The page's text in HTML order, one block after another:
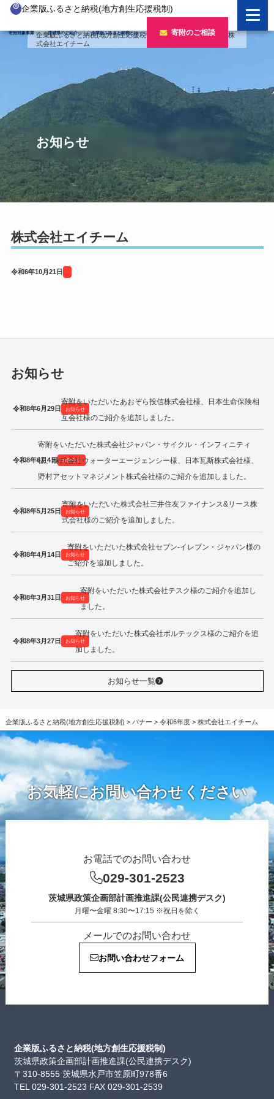
企業版ふるさと納税(地方創生応援税制)
寄附対象事業 茨城県のご紹介 企業版ふるさと納税とは 寄附のご相談
企業版ふるさと納税とは
制度の概要
企業版ふるさと納税(人材派遣型)
寄附をいただいた企業様
寄附対象事業のご紹介
新しい豊かさを推進する事業
新しい安心安全を推進する事業
新しい人財育成を推進する事業
新しい夢・希望を推進する事業
事業検索フォーム
茨城県のご紹介
茨城のポテンシャル
「新しい茨城」への4つのチャレンジ
寄附をいただいた企業様
令和7年度寄附企業一覧
令和6年度寄附企業一覧
令和5年度寄附企業一覧
令和4年度寄附企業一覧
企業版ふるさと納税(地方創生応援税制) >バナー>令和6年度
株
式会社エイチーム
お知らせ
株式会社エイチーム
令和6年10月21日
お知らせ
令和8年6月29日 お知らせ
寄附をいただいたあおぞら投信株式会社様、日本生命保険相
互会社様のご紹介を追加しました。
令和8年6月4日 お知らせ
寄附をいただいた株式会社ジャパン・サイクル・インフィニティ
様、株式会社ウォーターエージェンシー様、日本瓦斯株式会社様、
野村アセットマネジメント株式会社様のご紹介を追加しました。
令和8年5月25日 お知らせ
寄附をいただいた株式会社三井住友ファイナンス&リース株
式会社様のご紹介を追加しました。
令和8年4月14日 お知らせ
寄附をいただいた株式会社セブン‐イレブン・ジャパン様の
ご紹介を追加しました。
令和8年3月31日 お知らせ
寄附をいただいた株式会社テスク様のご紹介を追加し
ました。
令和8年3月27日 お知らせ
寄附をいただいた株式会社ボルテックス様のご紹介を追
加しました。
お知らせ一覧
企業版ふるさと納税(地方創生応援税制) > バナー > 令和6年度> 株式会社エイチーム
お気軽にお問い合わせください
お電話でのお問い合わせ
029-301-2523
茨城県政策企画部計画推進課(公民連携デスク)
月曜〜金曜 8:30〜17:15 ※祝日を除く
メールでのお問い合わせ
お問い合わせフォーム
企業版ふるさと納税(地方創生応援税制)
茨城県政策企画部計画推進課(公民連携デスク)
〒310-8555 茨城県水戸市笠原町978番6
TEL 029-301-2523 FAX 029-301-2539